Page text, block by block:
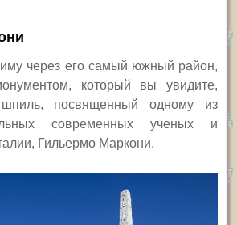
через его самый южный район,
который вы увидите,
посвященный одному из
современных ученых и
Гильермо Маркони.